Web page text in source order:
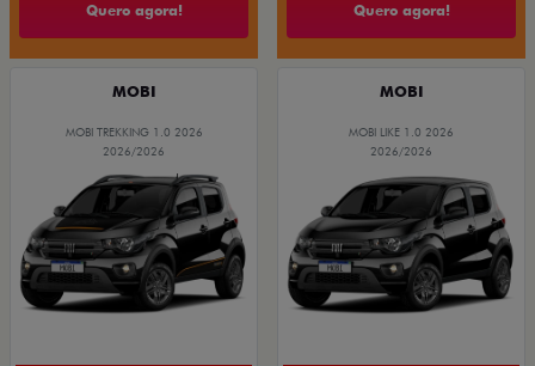
Quero agora! Quero agora!
MOBI
MOBI TREKKING 1.0 2026
2026/2026
MOBI
MOBI LIKE 1.0 2026
2026/2026